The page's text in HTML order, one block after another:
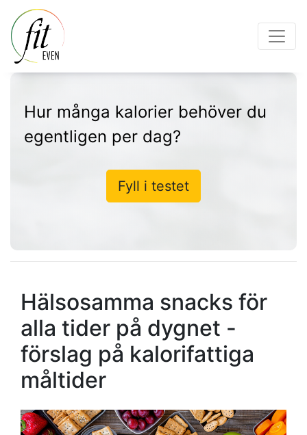
Hur många kalorier behöver du
egentligen per dag?
Fyll i testet
Hälsosamma snacks för
alla tider på dygnet -
förslag på kalorifattiga
måltider